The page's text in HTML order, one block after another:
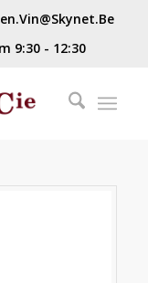
9:30 - 12:30